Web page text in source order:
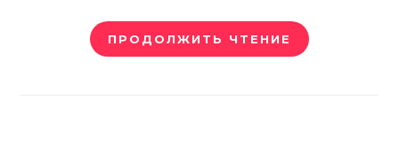
ПРОДОЛЖИТЬ ЧТЕНИЕ